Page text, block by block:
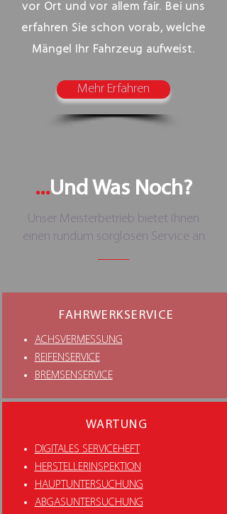
vor Ort und vor allem fair. Bei uns
erfahren Sie schon vorab, welche
Mängel Ihr Fahrzeug aufweist.
Mehr Erfahren
...Und Was Noch?
Unser Meisterbetrieb bietet Ihnen
einen rundum sorglosen Service an
FAHRWERKSERVICE
ACHSVERMESSUNG
REIFENSERVICE
BREMSENSERVICE
WARTUNG
DIGITALES SERVICEHEFT
HERSTELLERINSPEKTION
HAUPTUNTERSUCHUNG
ABGASUNTERSUCHUNG